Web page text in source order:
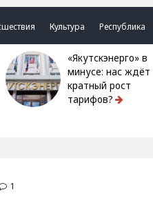
Культура Республика
«Якутскэнерго» в
минусе: нас ждёт
кратный рост
тарифов?
1